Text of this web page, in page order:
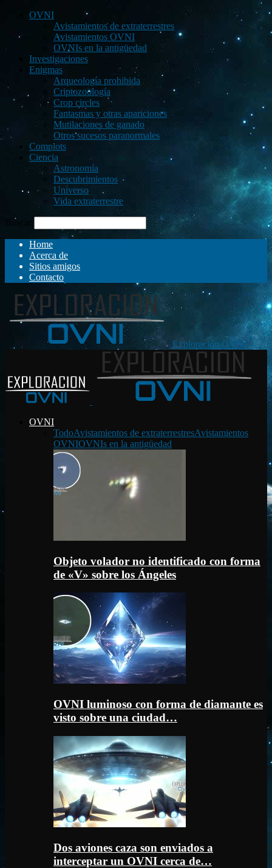
OVNI
Avistamientos de extraterrestres
Avistamientos OVNI
OVNIs en la antigüedad
Investigaciones
Enigmas
Arqueología prohibida
Criptozoología
Crop circles
Fantasmas y otras apariciones
Mutilaciones de ganado
Otros sucesos paranormales
Complots
Ciencia
Astronomía
Descubrimientos
Universo
Vida extraterrestre
Buscar
Home
Acerca de
Sitios amigos
Contacto
Exploración OVNI
OVNI
TodoAvistamientos de extraterrestresAvistamientos
OVNIOVNIs en la antigüedad
Objeto volador no identificado con forma
de «V» sobre los Ángeles
OVNI luminoso con forma de diamante es
visto sobre una ciudad…
Dos aviones caza son enviados a
interceptar un OVNI cerca de…